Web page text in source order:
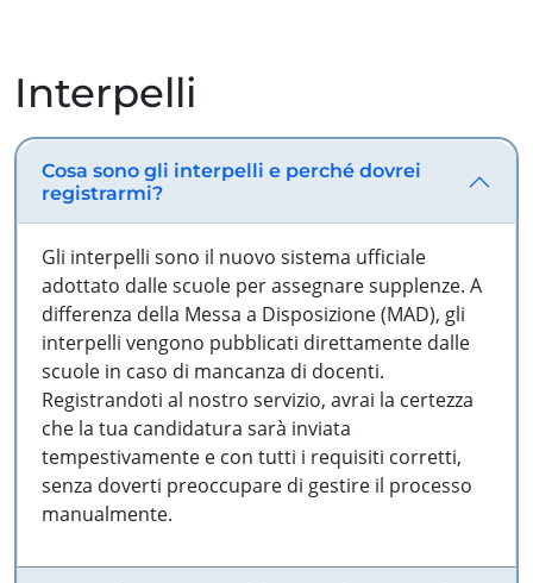
Interpelli
Cosa sono gli interpelli e perché dovrei
registrarmi?
Gli interpelli sono il nuovo sistema ufficiale
adottato dalle scuole per assegnare supplenze. A
differenza della Messa a Disposizione (MAD), gli
interpelli vengono pubblicati direttamente dalle
scuole in caso di mancanza di docenti.
Registrandoti al nostro servizio, avrai la certezza
che la tua candidatura sarà inviata
tempestivamente e con tutti i requisiti corretti,
senza doverti preoccupare di gestire il processo
manualmente.